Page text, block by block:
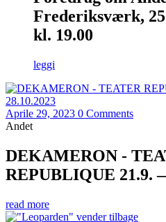
Frederiksværk,
kl. 19.00
leggi
Aprile 29, 2023 0 Comments
Andet
DEKAMERON -
REPUBLIQUE 21.9.
read more